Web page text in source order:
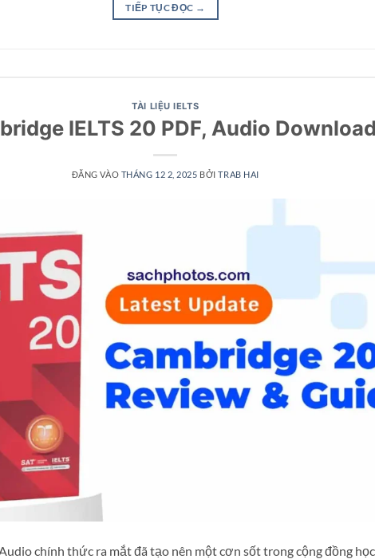
TIẾP TỤC ĐỌC →
TÀI LIỆU IELTS
IELTS 20 PDF, Audio Download
ĐĂNG VÀO THÁNG 12 2, 2025 BỞITRAB HAI
chính thức ra mắt đã tạo nên một cơn sốt trong cộng đồng